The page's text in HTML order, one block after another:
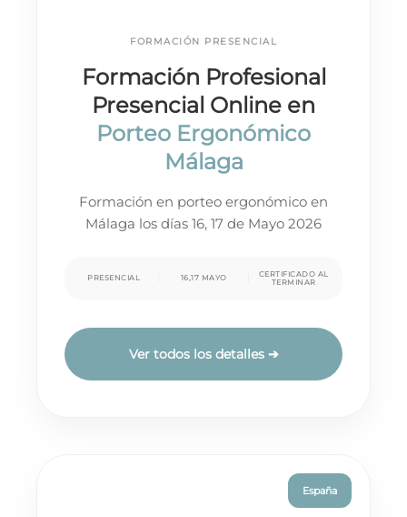
FORMACIÓN PRESENCIAL
Formación Profesional
Presencial Online en
Porteo Ergonómico
Málaga
Formación en porteo ergonómico en
Málaga los días 16, 17 de Mayo 2026
PRESENCIAL 16,17 MAYO
CERTIFICADO AL
TERMINAR
Ver todos los detalles ➔
España